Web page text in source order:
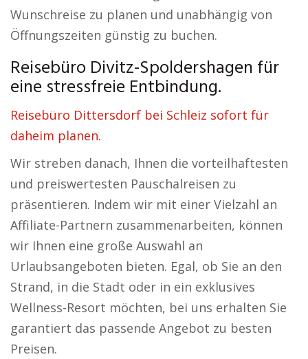
Wunschreise zu planen und unabhängig von
Öffnungszeiten günstig zu buchen.
Reisebüro Divitz-Spoldershagen für
eine stressfreie Entbindung.
Reisebüro Dittersdorf bei Schleiz sofort für
daheim planen.
Wir streben danach, Ihnen die vorteilhaftesten
und preiswertesten Pauschalreisen zu
präsentieren. Indem wir mit einer Vielzahl an
Affiliate-Partnern zusammenarbeiten, können
wir Ihnen eine große Auswahl an
Urlaubsangeboten bieten. Egal, ob Sie an den
Strand, in die Stadt oder in ein exklusives
Wellness-Resort möchten, bei uns erhalten Sie
garantiert das passende Angebot zu besten
Preisen.